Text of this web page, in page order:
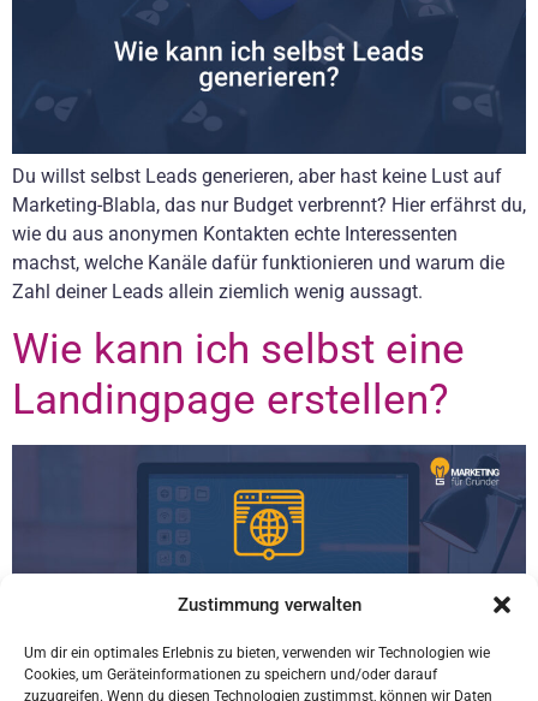
Zustimmung verwalten
Um dir ein optimales Erlebnis zu bieten, verwenden wir Technologien wie
Cookies, um Geräteinformationen zu speichern und/oder darauf
zuzugreifen. Wenn du diesen Technologien zustimmst, können wir Daten
Du willst selbst Leads generieren, aber hast keine Lust auf
Marketing-Blabla, das nur Budget verbrennt? Hier erfährst du,
wie du aus anonymen Kontakten echte Interessenten
machst, welche Kanäle dafür funktionieren und warum die
Zahl deiner Leads allein ziemlich wenig aussagt.
Wie kann ich selbst eine
Landingpage erstellen?